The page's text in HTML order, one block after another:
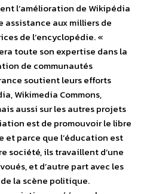
l’amélioration de Wikipédia
assistance aux milliers de
de l’encyclopédie. «
toute son expertise dans la
de communautés
soutient leurs efforts
Wikimedia Commons,
aussi sur les autres projets
est de promouvoir le libre
et parce que l’éducation est
société, ils travaillent d’une
et d’autre part avec les
la scène politique.